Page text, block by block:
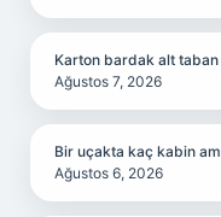
Karton bardak alt taban
Ağustos 7, 2026
Bir uçakta kaç kabin
Ağustos 6, 2026